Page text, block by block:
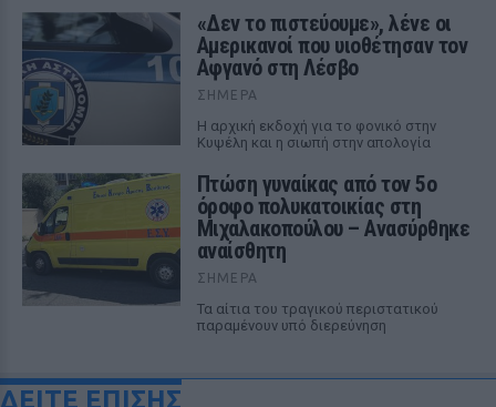
«Δεν το πιστεύουμε», λένε οι
Αμερικανοί που υιοθέτησαν τον
Αφγανό στη Λέσβο
ΣΉΜΕΡΑ
Η αρχική εκδοχή για το φονικό στην
Κυψέλη και η σιωπή στην απολογία
Πτώση γυναίκας από τον 5ο
όροφο πολυκατοικίας στη
Μιχαλακοπούλου – Ανασύρθηκε
αναίσθητη
ΣΉΜΕΡΑ
Τα αίτια του τραγικού περιστατικού
παραμένουν υπό διερεύνηση
ΔΕΙΤΕ ΕΠΙΣΗΣ